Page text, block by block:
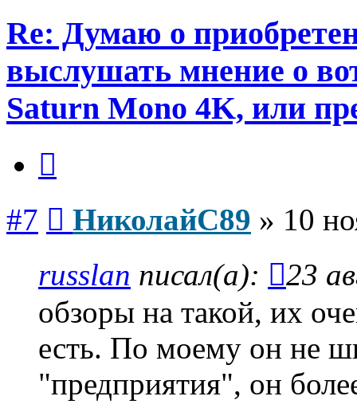
Re: Думаю о
выслушать мнение о
Saturn Mono 4K, или
#7 НиколайС89 » 10
russlan писал(а):
23
обзоры на такой, их
есть. По моему он не
"предприятия", он